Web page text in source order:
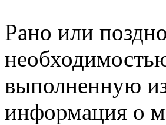
Рано или
выполненную
информация о